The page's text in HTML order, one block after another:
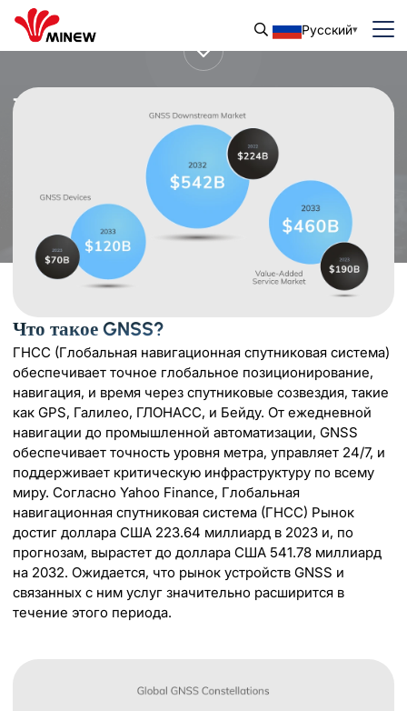
Русский
Перейдите по миру с помощью
GNSS
Что такое GNSS?
ГНСС (Глобальная навигационная спутниковая система)
обеспечивает точное глобальное позиционирование,
навигация, и время через спутниковые созвездия, такие
как GPS, Галилео, ГЛОНАСС, и Бейду. От ежедневной
навигации до промышленной автоматизации, GNSS
обеспечивает точность уровня метра, управляет 24/7, и
поддерживает критическую инфраструктуру по всему
миру. Согласно Yahoo Finance, Глобальная
навигационная спутниковая система (ГНСС) Рынок
достиг доллара США 223.64 миллиард в 2023 и, по
прогнозам, вырастет до доллара США 541.78 миллиард
на 2032. Ожидается, что рынок устройств GNSS и
связанных с ним услуг значительно расширится в
течение этого периода.